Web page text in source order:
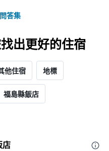
答集
出更好的住宿
他住宿 地標
福島縣飯店
店